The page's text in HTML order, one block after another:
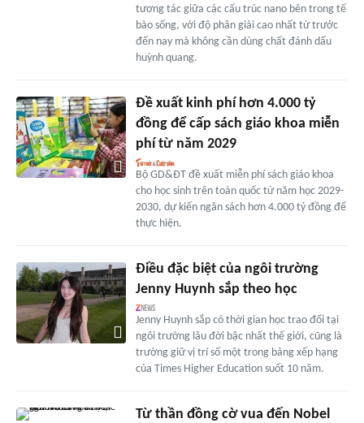
tương tác giữa các cấu trúc nano bên trong tế
bào sống, với độ phân giải cao nhất từ trước
đến nay mà không cần dùng chất đánh dấu
huỳnh quang.
Đề xuất kinh phí hơn 4.000 tỷ
đồng để cấp sách giáo khoa miễn
phí từ năm 2029
Bộ GD&ĐT đề xuất miễn phí sách giáo khoa
cho học sinh trên toàn quốc từ năm học 2029-
2030, dự kiến ngân sách hơn 4.000 tỷ đồng để
thực hiện.
Điều đặc biệt của ngôi trường
Jenny Huynh sắp theo học
Jenny Huynh sắp có thời gian học trao đổi tại
ngôi trường lâu đời bậc nhất thế giới, cũng là
trường giữ vị trí số một trong bảng xếp hạng
của Times Higher Education suốt 10 năm.
Từ thần đồng cờ vua đến Nobel